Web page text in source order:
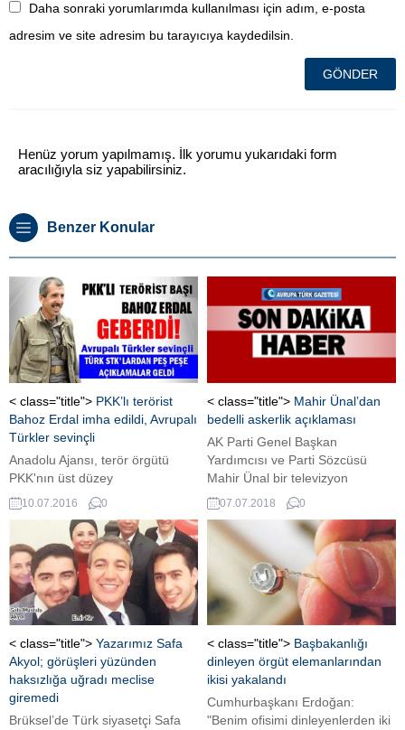
Daha sonraki yorumlarımda kullanılması için adım, e-posta
adresim ve site adresim bu tarayıcıya kaydedilsin.
Henüz yorum yapılmamış. İlk yorumu yukarıdaki form
aracılığıyla siz yapabilirsiniz.
Benzer Konular
< class="title"> PKK’lı terörist
Bahoz Erdal imha edildi, Avrupalı
Türkler sevinçli
Anadolu Ajansı, terör örgütü
PKK'nın üst düzey
sorumlularından "Bahoz Erdal"
kod adlı Fehman Hüseyin'in,
Suriye'de öldürüldüğünü
duyurdu. Konuyla ilgili
hükümetten ilk açıklama
Başbakan Yardımcısı Veysi
Kaynak'tan geldi. Bayram
müjdesi olarak değerlendirilen
haberden sonra Avrupalı Türk
STK temsilcilerinden ardı ardına
destek açıklamaları geldi.
10.07.2016 0
< class="title"> Mahir Ünal’dan
bedelli askerlik açıklaması
AK Parti Genel Başkan
Yardımcısı ve Parti Sözcüsü
Mahir Ünal bir televizyon
kanalının canlı yayınında
gündeme ilişkin açıklamalarda
bulunurken erken seçim ve
bedelli askerlik konusuna da
değindi.
07.07.2018 0
< class="title"> Yazarımız Safa
Akyol; görüşleri yüzünden
haksızlığa uğradı meclise
giremedi
Brüksel’de Türk siyasetçi Safa
< class="title"> Başbakanlığı
dinleyen örgüt elemanlarından
ikisi yakalandı
Cumhurbaşkanı Erdoğan:
"Benim ofisimi dinleyenlerden iki